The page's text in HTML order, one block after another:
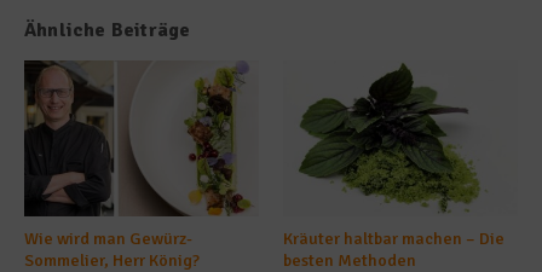
Ähnliche Beiträge
Wie wird man Gewürz-
Sommelier, Herr König?
Kräuter haltbar machen – Die
besten Methoden